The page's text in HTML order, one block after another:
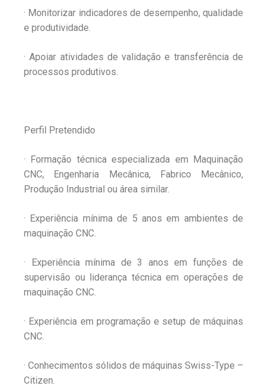
· Monitorizar indicadores de desempenho, qualidade
e produtividade.
· Apoiar atividades de validação e transferência de
processos produtivos.
Perfil Pretendido
· Formação técnica especializada em Maquinação
CNC, Engenharia Mecânica, Fabrico Mecânico,
Produção Industrial ou área similar.
· Experiência mínima de 5 anos em ambientes de
maquinação CNC.
· Experiência mínima de 3 anos em funções de
supervisão ou liderança técnica em operações de
maquinação CNC.
· Experiência em programação e setup de máquinas
CNC.
· Conhecimentos sólidos de máquinas Swiss-Type –
Citizen.